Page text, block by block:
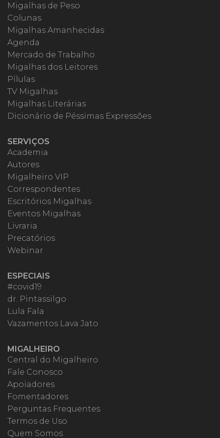
Migalhas de Peso
Colunas
Migalhas Amanhecidas
Agenda
Mercado de Trabalho
Migalhas dos Leitores
Pílulas
TV Migalhas
Migalhas Literárias
Dicionário de Péssimas Expressões
SERVIÇOS
Academia
Autores
Migalheiro VIP
Correspondentes
Escritórios Migalhas
Eventos Migalhas
Livraria
Precatórios
Webinar
ESPECIAIS
#covid19
dr. Pintassilgo
Lula Fala
Vazamentos Lava Jato
MIGALHEIRO
Central do Migalheiro
Fale Conosco
Apoiadores
Fomentadores
Perguntas Frequentes
Termos de Uso
Quem Somos